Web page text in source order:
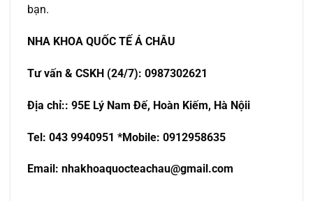
bạn.
NHA KHOA QUỐC TẾ Á CHÂU
Tưvấn & CSKH (24/7): 0987302621
Địa chỉ:: 95E Lý Nam Đế, Hoàn Kiếm, Hà Nộii
Tel: 043 9940951 *Mobile: 0912958635
Email: nhakhoaquocteachau@gmail.com